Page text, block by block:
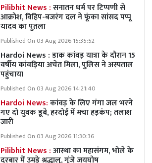
Pilibhit News :सनातन धर्म पर टिप्पणी से
आक्रोश, विहिप-बजरंग दल ने फूंका सांसद पप्पू
यादव का पुतला
Published On 03 Aug 2026 15:35:52
Hardoi News : डाक कांवड़ यात्रा के दौरान 15
वर्षीय कांवड़िया अचेत मिला, पुलिस ने अस्पताल
पहुंचाया
Published On 03 Aug 2026 14:21:40
Hardoi News:कांवड़ के लिए गंगा जल भरने
गए दो युवक डूबे, हरदोई में मचा हड़कंप; तलाश
जारी
Published On 03 Aug 2026 11:30:36
Pilibhit News :आस्था का महासंगम, भोले के
दरबार में उमड़े श्रद्धालु, गूंजे जयघोष